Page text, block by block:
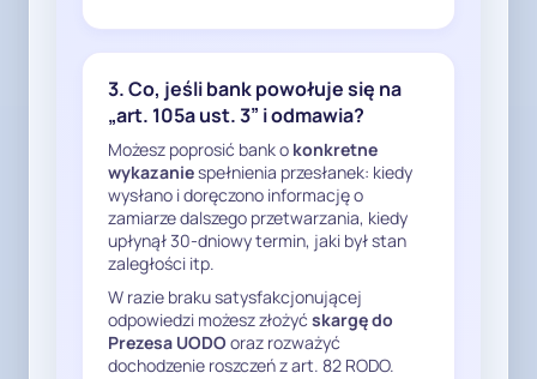
dane byłego klienta Państwa
banku,
- zaprzestanie przekazywania do
BIK jakichkolwiek nowych
informacji dotyczących
powyższego zobowiązania
kredytowego w sytuacji, gdy
umowa została zakończona, a
ewentualne roszczenia zostały
spłacone lub wygasły,
3. Co, jeśli bank powołuje się na
„art. 105a ust. 3” i odmawia?
Możesz poprosić bank o konkretne
wykazaniespełnienia przesłanek: kiedy
wysłano i doręczono informację o
zamiarze dalszego przetwarzania, kiedy
upłynął 30-dniowy termin, jaki był stan
zaległości itp.
W razie braku satysfakcjonującej
odpowiedzi możesz złożyć skargę do
Prezesa UODO oraz rozważyć
dochodzenie roszczeń z art. 82 RODO.